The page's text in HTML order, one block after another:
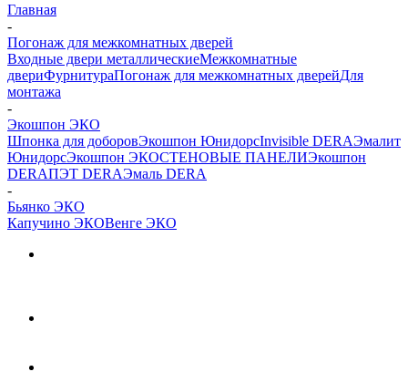
Главная
-
Погонаж для межкомнатных дверей
Входные двери металлическиеМежкомнатные
двериФурнитураПогонаж для межкомнатных дверейДля
монтажа
-
Экошпон ЭКО
Шпонка для доборовЭкошпон ЮнидорсInvisible DERAЭмалит
ЮнидорсЭкошпон ЭКОСТЕНОВЫЕ ПАНЕЛИЭкошпон
DERAПЭТ DERAЭмаль DERA
-
Бьянко ЭКО
Капучино ЭКОВенге ЭКО